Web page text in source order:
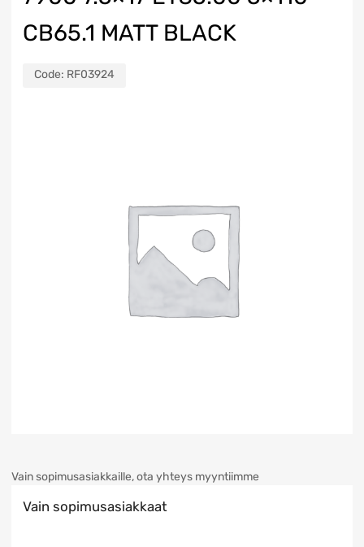
CB65.1 MATT BLACK
Code: RF03924
Vain sopimusasiakkaille, ota yhteys myyntiimme
Vain sopimusasiakkaat